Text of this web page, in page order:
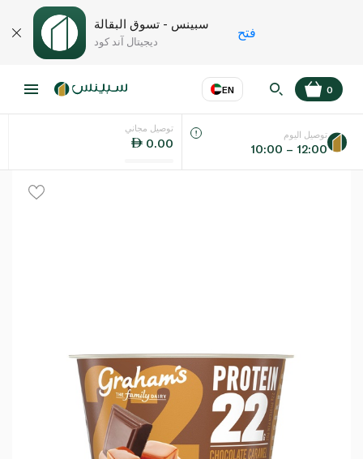
سبينس - تسوق البقالة
ديجيتال آند كود
فتح
EN
اللغة عر
0
توصيل مجاني
0.00
توصيل اليوم
10:00 – 12:00